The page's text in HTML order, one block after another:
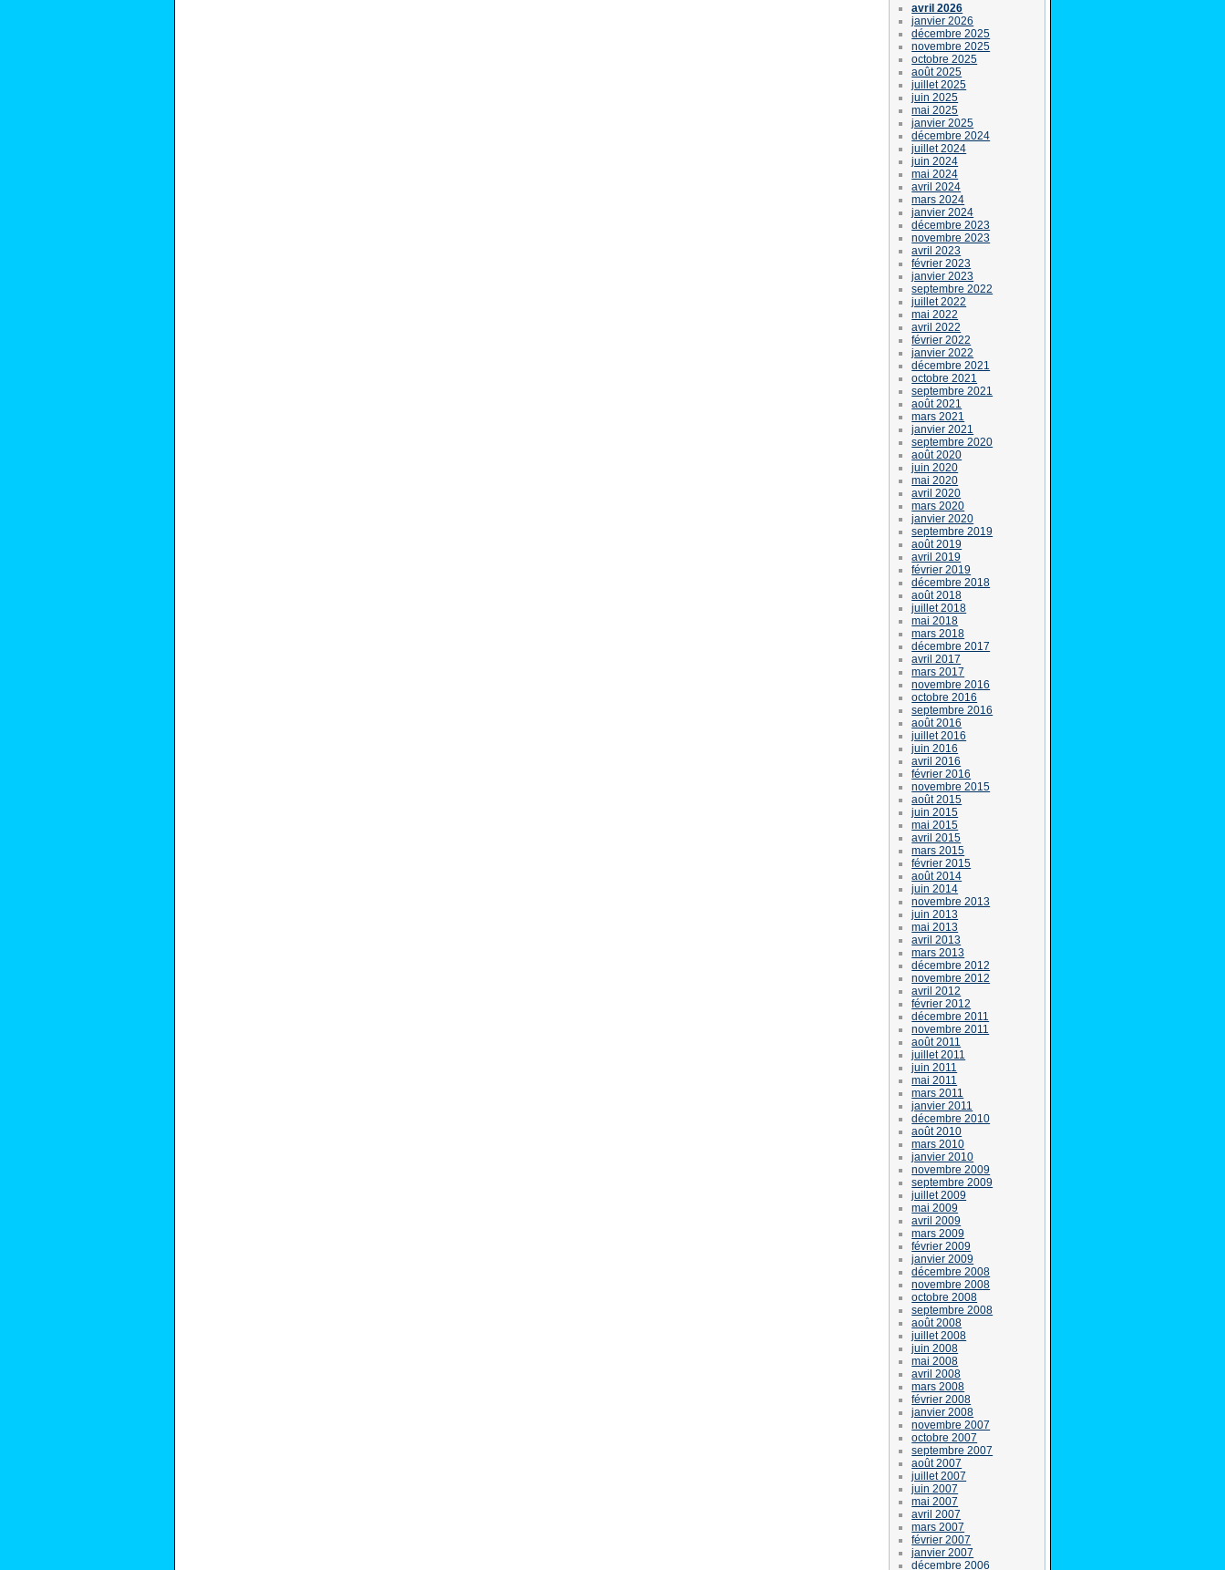
avril 2026
janvier 2026
décembre 2025
novembre 2025
octobre 2025
août 2025
juillet 2025
juin 2025
mai 2025
janvier 2025
décembre 2024
juillet 2024
juin 2024
mai 2024
avril 2024
mars 2024
janvier 2024
décembre 2023
novembre 2023
avril 2023
février 2023
janvier 2023
septembre 2022
juillet 2022
mai 2022
avril 2022
février 2022
janvier 2022
décembre 2021
octobre 2021
septembre 2021
août 2021
mars 2021
janvier 2021
septembre 2020
août 2020
juin 2020
mai 2020
avril 2020
mars 2020
janvier 2020
septembre 2019
août 2019
avril 2019
février 2019
décembre 2018
août 2018
juillet 2018
mai 2018
mars 2018
décembre 2017
avril 2017
mars 2017
novembre 2016
octobre 2016
septembre 2016
août 2016
juillet 2016
juin 2016
avril 2016
février 2016
novembre 2015
août 2015
juin 2015
mai 2015
avril 2015
mars 2015
février 2015
août 2014
juin 2014
novembre 2013
juin 2013
mai 2013
avril 2013
mars 2013
décembre 2012
novembre 2012
avril 2012
février 2012
décembre 2011
novembre 2011
août 2011
juillet 2011
juin 2011
mai 2011
mars 2011
janvier 2011
décembre 2010
août 2010
mars 2010
janvier 2010
novembre 2009
septembre 2009
juillet 2009
mai 2009
avril 2009
mars 2009
février 2009
janvier 2009
décembre 2008
novembre 2008
octobre 2008
septembre 2008
août 2008
juillet 2008
juin 2008
mai 2008
avril 2008
mars 2008
février 2008
janvier 2008
novembre 2007
octobre 2007
septembre 2007
août 2007
juillet 2007
juin 2007
mai 2007
avril 2007
mars 2007
février 2007
janvier 2007
décembre 2006